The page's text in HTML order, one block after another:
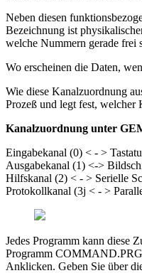
Neben diesen
Bezeichnung ist
welche Nummern gerade frei
Wo erscheinen die Daten,
Wie diese Kanalzuordnung
Prozeß und legt fest,
Kanalzuordnung unter
Eingabekanal (0) < - >
Ausgabekanal (1) <->
Hilfskanal (2) < - > Serielle
Protokollkanal (3j < - >
Jedes Programm kann diese
Programm COMMAND.PRG
Anklicken. Geben Sie über